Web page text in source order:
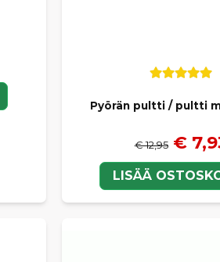
Pyörän pultti / pultti
€ 12,95 €
LISÄÄ